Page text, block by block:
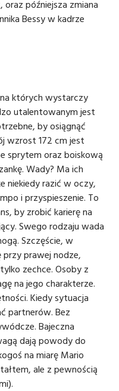
późniejsza zmiana
Bessy w kadrze
których wystarczy
utalentowanym jest
by osiągnąć
wzrost 172 cm jest
sprytem oraz boiskową
Wady? Ma ich
niekiedy razić w oczy,
i przyspieszenie. To
by zrobić karierę na
Swego rodzaju wada
Szczęście, w
prawej nodze,
zechce. Osoby z
na jego charakterze.
Kiedy sytuacja
partnerów. Bez
Bajeczna
dają powody do
na miarę Mario
ale z pewnością